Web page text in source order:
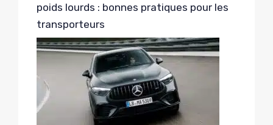
poids lourds : bonnes pratiques pour les
transporteurs